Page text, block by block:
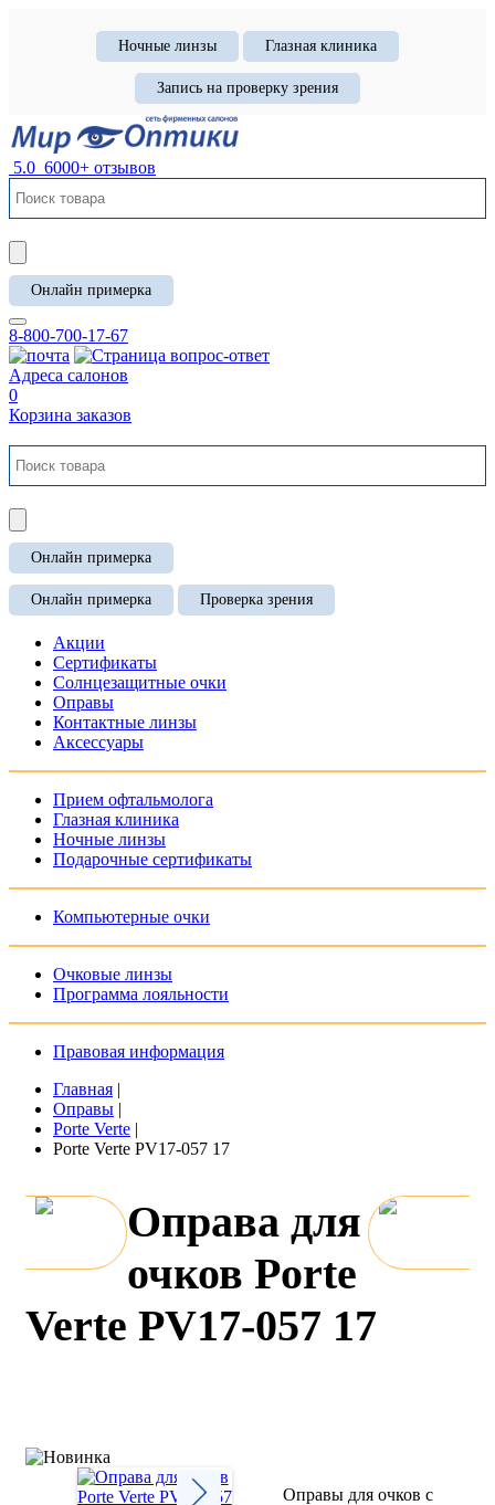
Ночные линзы Глазная клиника
Запись на проверку зрения
5.0 6000+ отзывов
Онлайн примерка
8-800-700-17-67
Адреса салонов
0
Корзина заказов
Онлайн примерка
Онлайн примерка Проверка зрения
Акции
Сертификаты
Солнцезащитные очки
Оправы
Контактные линзы
Аксессуары
Прием офтальмолога
Глазная клиника
Ночные линзы
Подарочные сертификаты
Компьютерные очки
Очковые линзы
Программа лояльности
Правовая информация
Главная |
Оправы |
Porte Verte |
Porte Verte PV17-057 17
Оправа для
очков Porte
Verte PV17-057 17
Оправы для очков с